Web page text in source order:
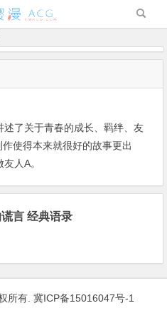
了关于青春的成长、羁绊、友
使得本来就很好的故事更出
人A。
言 经典语录
所有. 冀ICP备15016047号-1